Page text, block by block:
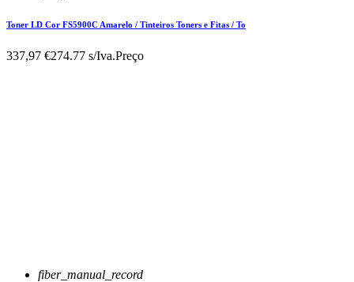
Toner LD Cor FS5900C Amarelo / Tinteiros Toners e Fitas / To
337,97 €274.77 s/Iva.Preço
fiber_manual_record